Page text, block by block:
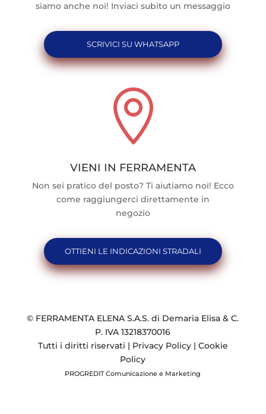
siamo anche noi! Inviaci subito un messaggio
SCRIVICI SU WHATSAPP

VIENI IN FERRAMENTA
Non sei pratico del posto? Ti aiutiamo noi! Ecco
come raggiungerci direttamente in
negozio
OTTIENI LE INDICAZIONI STRADALI
© FERRAMENTA ELENA S.A.S. di Demaria Elisa & C.
P. IVA 13218370016
Tutti i diritti riservati | Privacy Policy| Cookie
Policy
PROGREDIT Comunicazione e Marketing